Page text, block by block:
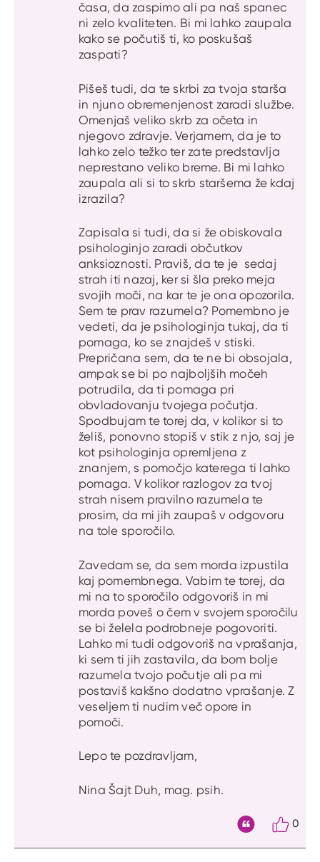
časa, da zaspimo ali pa naš spanec
ni zelo kvaliteten. Bi mi lahko zaupala
kako se počutiš ti, ko poskušaš
zaspati?
Pišeš tudi, da te skrbi za tvoja starša
in njuno obremenjenost zaradi službe.
Omenjaš veliko skrb za očeta in
njegovo zdravje. Verjamem, da je to
lahko zelo težko ter zate predstavlja
neprestano veliko breme. Bi mi lahko
zaupala ali si to skrb staršema že kdaj
izrazila?
Zapisala si tudi, da si že obiskovala
psihologinjo zaradi občutkov
anksioznosti. Praviš, da te je sedaj
strah iti nazaj, ker si šla preko meja
svojih moči, na kar te je ona opozorila.
Sem te prav razumela? Pomembno je
vedeti, da je psihologinja tukaj, da ti
pomaga, ko se znajdeš v stiski.
Prepričana sem, da te ne bi obsojala,
ampak se bi po najboljših močeh
potrudila, da ti pomaga pri
obvladovanju tvojega počutja.
Spodbujam te torej da, v kolikor si to
želiš, ponovno stopiš v stik z njo, saj je
kot psihologinja opremljena z
znanjem, s pomočjo katerega ti lahko
pomaga. V kolikor razlogov za tvoj
strah nisem pravilno razumela te
prosim, da mi jih zaupaš v odgovoru
na tole sporočilo.
Zavedam se, da sem morda izpustila
kaj pomembnega. Vabim te torej, da
mi na to sporočilo odgovoriš in mi
morda poveš o čem v svojem sporočilu
se bi želela podrobneje pogovoriti.
Lahko mi tudi odgovoriš na vprašanja,
ki sem ti jih zastavila, da bom bolje
razumela tvojo počutje ali pa mi
postaviš kakšno dodatno vprašanje. Z
veseljem ti nudim več opore in
pomoči.
Lepo te pozdravljam,
Nina Šajt Duh, mag. psih.
0